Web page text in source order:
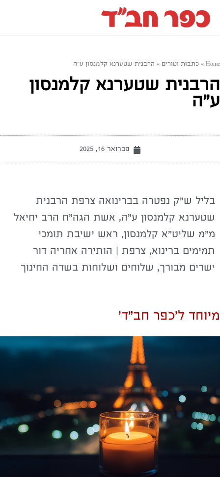
Home
» כתבות וטורים » הרבנית שטערנא קלמנסון ע"ה
הרבנית שטערנא קלמנסון
ע"ה
פברואר 16, 2025
בליל ש"ק נפטרה בברינואה צרפת הרבנית
שטערנא קלמנסון ע"ה, אשת הגה"ח הרב יחיאל
מ"מ שליט"א קלמנסון, ראש ישיבת תומכי
תמימים ברינוא, צרפת | הותירה אחריה דור
ישרים מבורך, שלוחים ושלוחות בשדה החינוך
מיוחד ל'כפר חב"ד'